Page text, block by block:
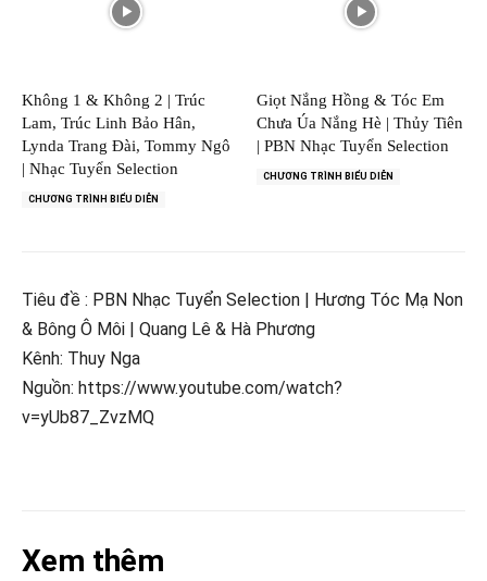
Không 1 & Không 2 | Trúc
Lam, Trúc Linh Bảo Hân,
Lynda Trang Đài, Tommy Ngô
| Nhạc Tuyển Selection
CHƯƠNG TRÌNH BIỂU DIỄN
Giọt Nắng Hồng & Tóc Em
Chưa Úa Nắng Hè | Thủy Tiên
| PBN Nhạc Tuyển Selection
CHƯƠNG TRÌNH BIỂU DIỄN
Tiêu đề : PBN Nhạc Tuyển Selection | Hương Tóc Mạ Non
& Bông Ô Môi | Quang Lê & Hà Phương
Kênh: Thuy Nga
Nguồn: https://www.youtube.com/watch?
v=yUb87_ZvzMQ
Xem thêm